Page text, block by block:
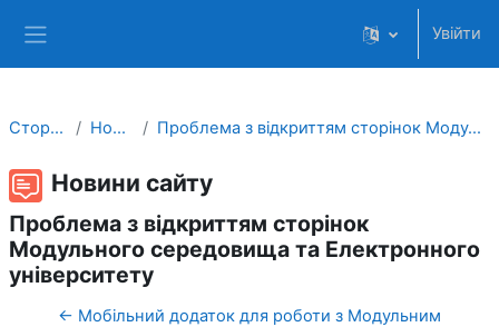
Увійти
Сторінки сайту Новини сайту Проблема з відкриттям сторінок Модульного середовища та Електронного університету
Новини сайту
Проблема з відкриттям сторінок
Модульного середовища та Електронного
університету
← Мобільний додаток для роботи з Модульним